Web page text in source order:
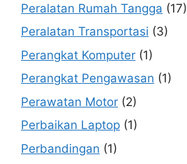
Peralatan Rumah Tangga (17)
Peralatan Transportasi (3)
Perangkat Komputer (1)
Perangkat Pengawasan (1)
Perawatan Motor (2)
Perbaikan Laptop (1)
Perbandingan (1)